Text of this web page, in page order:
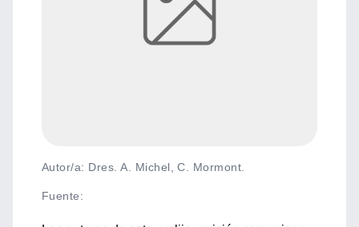
Autor/a: Dres. A. Michel, C. Mormont.
Fuente: